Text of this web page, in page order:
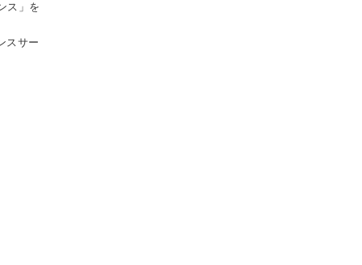
ス」を
スサー